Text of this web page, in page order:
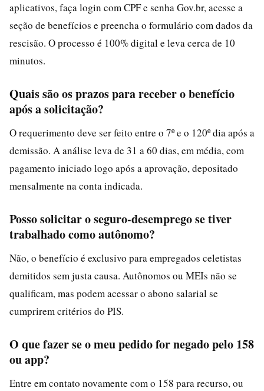
aplicativos, faça login com CPF e senha Gov.br, acesse a
seção de benefícios e preencha o formulário com dados da
rescisão. O processo é 100% digital e leva cerca de 10
minutos.
Quais são os prazos para receber o benefício
após a solicitação?
O requerimento deve ser feito entre o 7º e o 120º dia após a
demissão. A análise leva de 31 a 60 dias, em média, com
pagamento iniciado logo após a aprovação, depositado
mensalmente na conta indicada.
Posso solicitar o seguro-desemprego se tiver
trabalhado como autônomo?
Não, o benefício é exclusivo para empregados celetistas
demitidos sem justa causa. Autônomos ou MEIs não se
qualificam, mas podem acessar o abono salarial se
cumprirem critérios do PIS.
O que fazer se o meu pedido for negado pelo 158
ou app?
Entre em contato novamente com o 158 para recurso, ou